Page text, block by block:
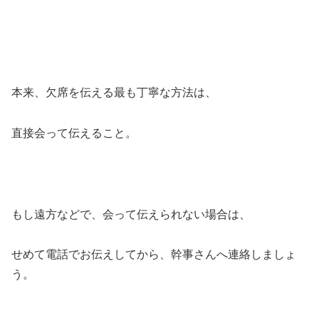
本来、欠席を伝える最も丁寧な方法は、
直接会って伝えること。
もし遠方などで、会って伝えられない場合は、
せめて電話でお伝えしてから、幹事さんへ連絡しましょ
う。